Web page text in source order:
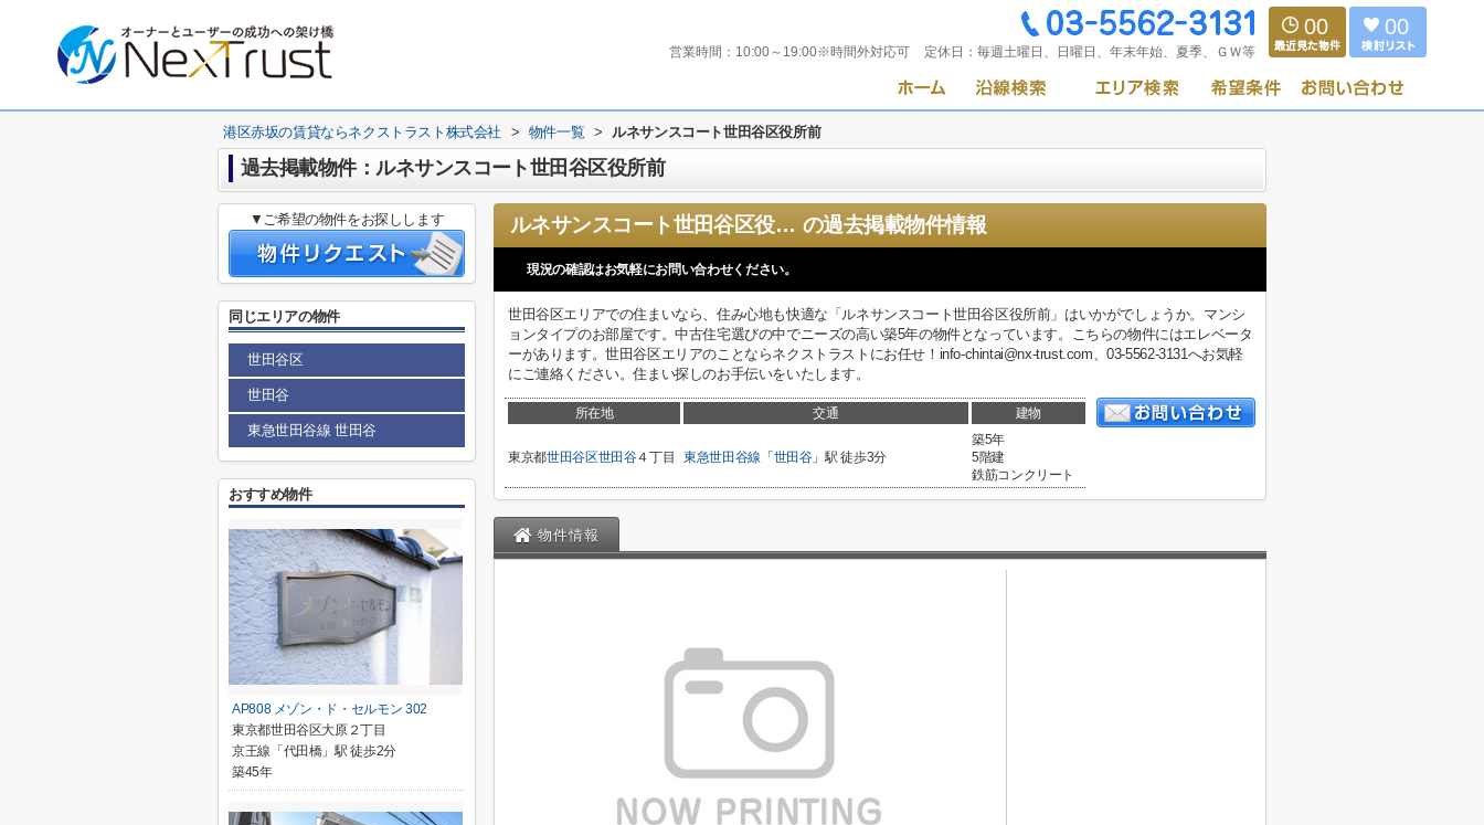
営業時間： 10:00～19:00※時間外対応可 定休日： 毎週土曜日、日曜日、年末年始、夏季、ＧＷ等
00 00
港区赤坂の賃貸ならネクストラスト株式会社 > 物件一覧 > ルネサンスコート世田谷区役所前
過去掲載物件：ルネサンスコート世田谷区役所前
ルネサンスコート世田谷区役所前 の過去掲載物件情報
現況の確認はお気軽にお問い合わせください。
世田谷区エリアでの住まいなら、住み心地も快適な「ルネサンスコート世田谷区役所前」はいかがでしょうか。マンシ
ョンタイプのお部屋です。中古住宅選びの中でニーズの高い築5年の物件となっています。こちらの物件にはエレベータ
ーがあります。世田谷区エリアのことならネクストラストにお任せ！info-chintai@nx-trust.com、03-5562-3131へお気軽
にご連絡ください。住まい探しのお手伝いをいたします。
所在地 交通 建物
東京都世田谷区世田谷４丁目 東急世田谷線 「 世田谷」駅 徒歩3分
築5年
5階建
鉄筋コンクリート
物件情報
▼ご希望の物件をお探しします
同じエリアの物件
世田谷区
世田谷
東急世田谷線 世田谷
おすすめ物件
AP808 メゾン・ド・セルモン 302
東京都世田谷区大原２丁目
京王線「代田橋」駅 徒歩2分
築45年